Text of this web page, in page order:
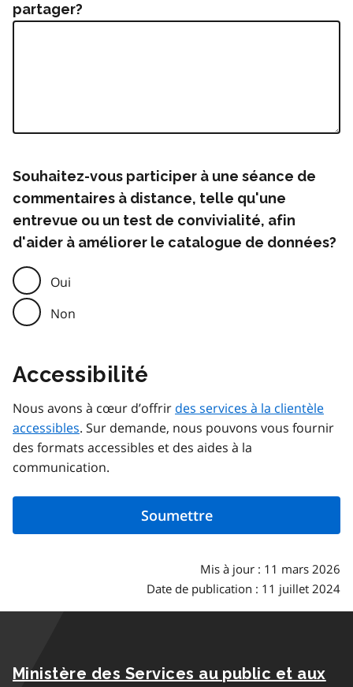
partager?
Souhaitez-vous participer à une séance de
commentaires à distance, telle qu'une
entrevue ou un test de convivialité, afin
d'aider à améliorer le catalogue de données?
Oui
Non
Accessibilité
Nous avons à cœur d’offrir des services à la clientèle
accessibles. Sur demande, nous pouvons vous fournir
des formats accessibles et des aides à la
communication.
Mis à jour : 11 mars 2026
Date de publication : 11 juillet 2024
Ministère des Services au public et aux